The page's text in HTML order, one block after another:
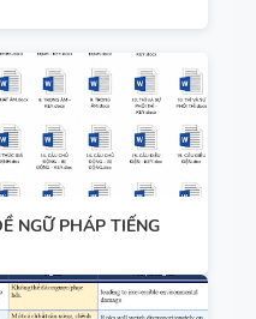
ẢNH MINH
HỌA
WORD
FORM -
TIẾNG ANH
11 -
GLOBAL
SUCCESS -
HỌC KỲ 1 -
CÓ ĐÁP ÁN
BẢNG
WORD
FORM
THEO TỪNG
NGỮ PHÁP TIẾNG